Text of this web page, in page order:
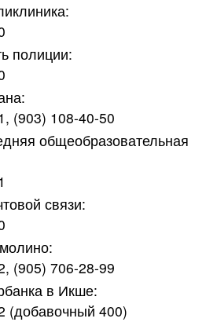
полиции:
(903) 108-40-50
общеобразовательная
связи:
(905) 706-28-99
в Икше:
(добавочный 400)